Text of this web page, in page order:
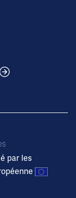
par les